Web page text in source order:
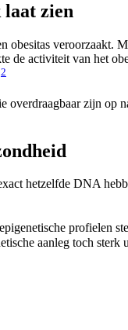
zien
obesitas veroorzaakt.
activiteit van het
2
zijn op
hetzelfde DNA
profielen
aanleg toch sterk